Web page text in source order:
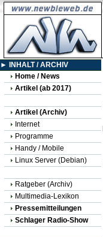
► INHALT / ARCHIV
Home / News
Artikel (ab 2017)
Artikel (Archiv)
Internet
Programme
Handy / Mobile
Linux Server (Debian)
Ratgeber (Archiv)
Multimedia-Lexikon
Pressemitteilungen
Schlager Radio-Show